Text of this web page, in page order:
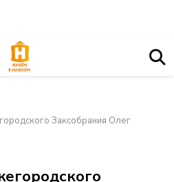
Заксобрания Олег